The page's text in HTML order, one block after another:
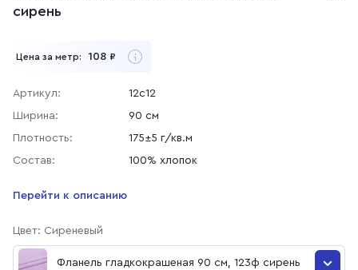
сирень
Цена за метр: 108 ₽
Артикул:
12с12
Ширина:
90 см
Плотность:
175±5 г/кв.м
Состав:
100% хлопок
Перейти к описанию
Цвет: Сиреневый
Фланель гладкокрашеная 90 см, 123ф сирень